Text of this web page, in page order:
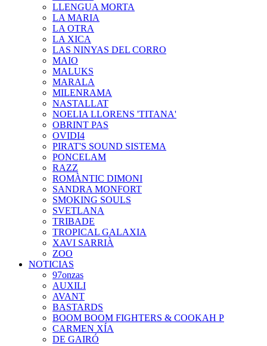
LLENGUA MORTA
LA MARIA
LA OTRA
LA XICA
LAS NINYAS DEL CORRO
MAIO
MALUKS
MARALA
MILENRAMA
NASTALLAT
NOELIA LLORENS 'TITANA'
OBRINT PAS
OVIDI4
PIRAT'S SOUND SISTEMA
PONCELAM
RAZZ
ROMÀNTIC DIMONI
SANDRA MONFORT
SMOKING SOULS
SVETLANA
TRIBADE
TROPICAL GALAXIA
XAVI SARRIÀ
ZOO
NOTICIAS
97onzas
AUXILI
AVANT
BASTARDS
BOOM BOOM FIGHTERS & COOKAH P
CARMEN XÍA
DE GAIRÓ